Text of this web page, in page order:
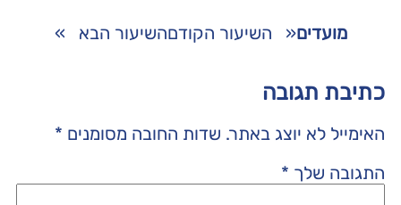
מועדים« השיעור הקודםהשיעור הבא »
כתיבת תגובה
האימייל לא יוצג באתר. שדות החובה מסומנים *
התגובה שלך *